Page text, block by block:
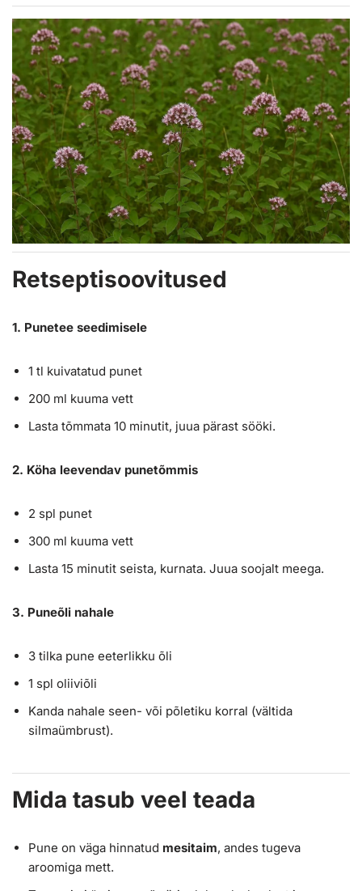
Retseptisoovitused
1. Punetee seedimisele
1 tl kuivatatud punet
200 ml kuuma vett
Lasta tõmmata 10 minutit, juua pärast sööki.
2. Köha leevendav punetõmmis
2 spl punet
300 ml kuuma vett
Lasta 15 minutit seista, kurnata. Juua soojalt meega.
3. Puneõli nahale
3 tilka pune eeterlikku õli
1 spl oliiviõli
Kanda nahale seen- või põletiku korral (vältida
silmaümbrust).
Mida tasub veel teada
Pune on väga hinnatud mesitaim, andes tugeva
aroomiga mett.